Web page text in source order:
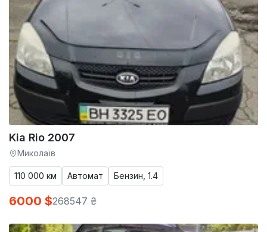
Kia Rio 2007
Миколаїв
110 000 км Автомат Бензин, 1.4
6000 $268547 ₴